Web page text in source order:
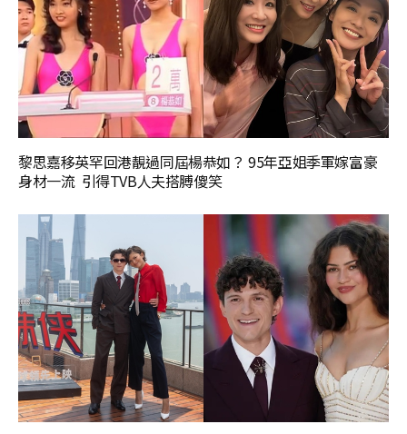
黎思嘉移英罕回港靚過同屆楊恭如？ 95年亞姐季軍嫁富豪
身材一流 引得TVB人夫搭膊傻笑